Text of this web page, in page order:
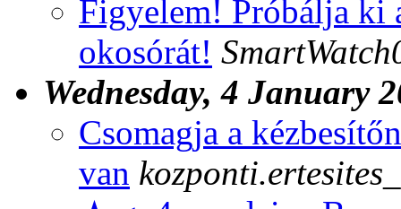
Figyelem! Próbálja ki
okosórát!
Wednesday, 4 January
Csomagja a
van